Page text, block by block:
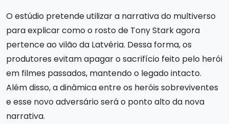
O estúdio pretende utilizar a narrativa do multiverso
para explicar como o rosto de Tony Stark agora
pertence ao vilão da Latvéria. Dessa forma, os
produtores evitam apagar o sacrifício feito pelo herói
em filmes passados, mantendo o legado intacto.
Além disso, a dinâmica entre os heróis sobreviventes
e esse novo adversário será o ponto alto da nova
narrativa.